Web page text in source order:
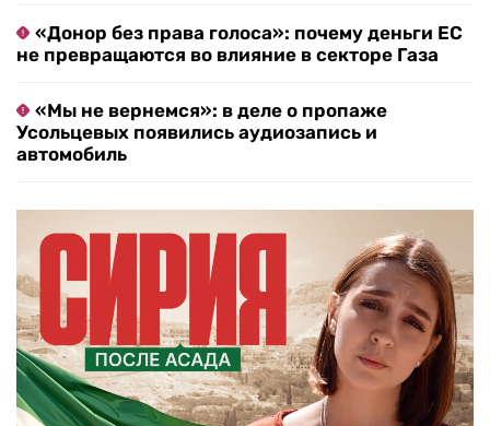
«Донор без права голоса»: почему деньги ЕС
не превращаются во влияние в секторе Газа
«Мы не вернемся»: в деле о пропаже
Усольцевых появились аудиозапись и
автомобиль